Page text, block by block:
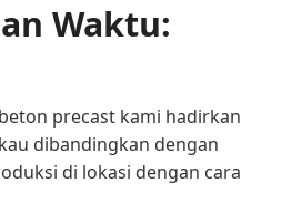
Waktu:
precast kami hadirkan
dibandingkan dengan
di lokasi dengan cara